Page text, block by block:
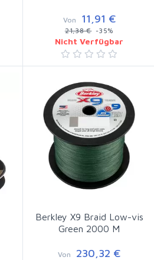
Von 11,91 €
21,38 €-35%
Nicht Verfügbar
Berkley X9 Braid Low-vis
Green 2000 M
Von 230,32 €